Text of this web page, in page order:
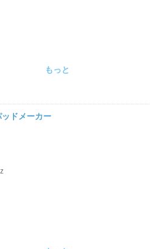
もっと
ドメーカー